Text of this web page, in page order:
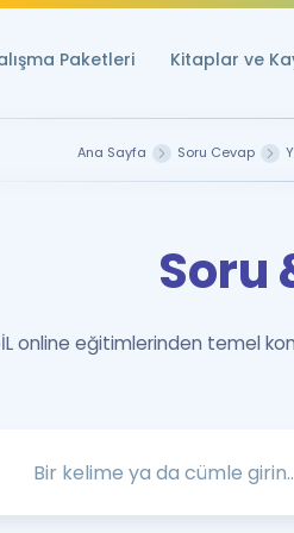
Paketleri Kitaplar ve
Ana Sayfa Soru Cevap
Soru
online eğitimlerinden temel